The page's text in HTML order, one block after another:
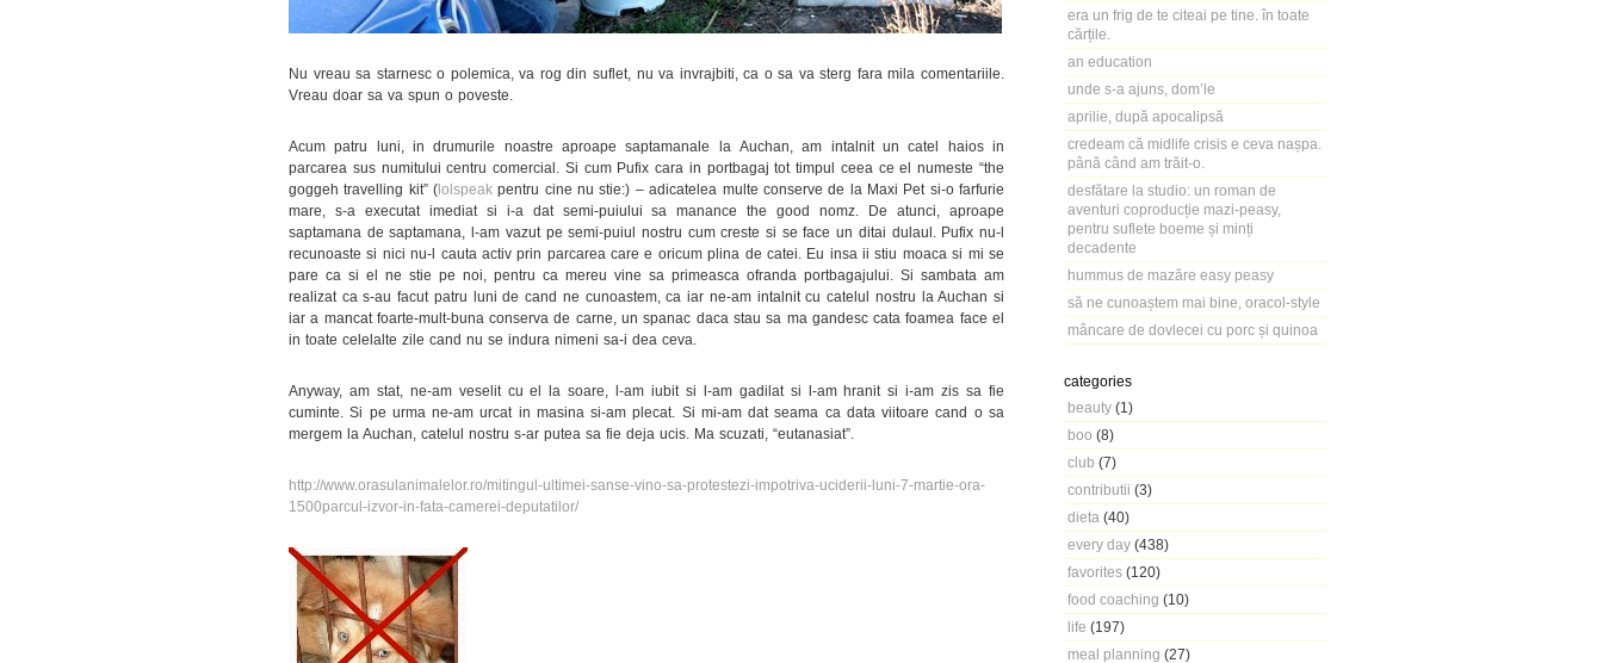
era un frig de te citeai pe tine. în toate
cărțile.
an education
unde s-a ajuns, dom’le
aprilie, după apocalipsă
credeam că midlife crisis e ceva nașpa.
până când am trăit-o.
desfătare la studio: un roman de
aventuri coproducție mazi-peasy,
pentru suflete boeme și minți
decadente
hummus de mazăre easy peasy
să ne cunoaștem mai bine, oracol-style
mâncare de dovlecei cu porc și quinoa
categories
beauty (1)
boo (8)
club (7)
contributii (3)
dieta (40)
every day (438)
favorites (120)
food coaching (10)
life (197)
meal planning (27)
Nu vreau sa starnesc o polemica, va rog din suflet, nu va invrajbiti, ca o sa va sterg fara mila comentariile.
Vreau doar sa va spun o poveste.
Acum patru luni, in drumurile noastre aproape saptamanale la Auchan, am intalnit un catel haios in
parcarea sus numitului centru comercial. Si cum Pufix cara in portbagaj tot timpul ceea ce el numeste “the
goggeh travelling kit” (lolspeak pentru cine nu stie:) – adicatelea multe conserve de la Maxi Pet si-o farfurie
mare, s-a executat imediat si i-a dat semi-puiului sa manance the good nomz. De atunci, aproape
saptamana de saptamana, l-am vazut pe semi-puiul nostru cum creste si se face un ditai dulaul. Pufix nu-l
recunoaste si nici nu-l cauta activ prin parcarea care e oricum plina de catei. Eu insa ii stiu moaca si mi se
pare ca si el ne stie pe noi, pentru ca mereu vine sa primeasca ofranda portbagajului. Si sambata am
realizat ca s-au facut patru luni de cand ne cunoastem, ca iar ne-am intalnit cu catelul nostru la Auchan si
iar a mancat foarte-mult-buna conserva de carne, un spanac daca stau sa ma gandesc cata foamea face el
in toate celelalte zile cand nu se indura nimeni sa-i dea ceva.
Anyway, am stat, ne-am veselit cu el la soare, l-am iubit si l-am gadilat si l-am hranit si i-am zis sa fie
cuminte. Si pe urma ne-am urcat in masina si-am plecat. Si mi-am dat seama ca data viitoare cand o sa
mergem la Auchan, catelul nostru s-ar putea sa fie deja ucis. Ma scuzati, “eutanasiat”.
http://www.orasulanimalelor.ro/mitingul-ultimei-sanse-vino-sa-protestezi-impotriva-uciderii-luni-7-martie-ora-
1500parcul-izvor-in-fata-camerei-deputatilor/